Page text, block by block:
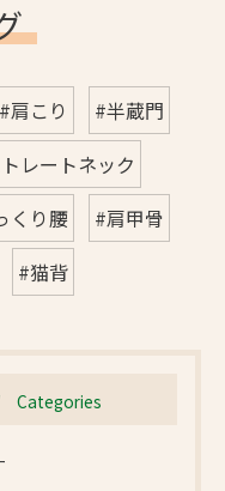
#肩こり
#半蔵門
レートネック
くり腰
#肩甲骨
#猫背
Categories